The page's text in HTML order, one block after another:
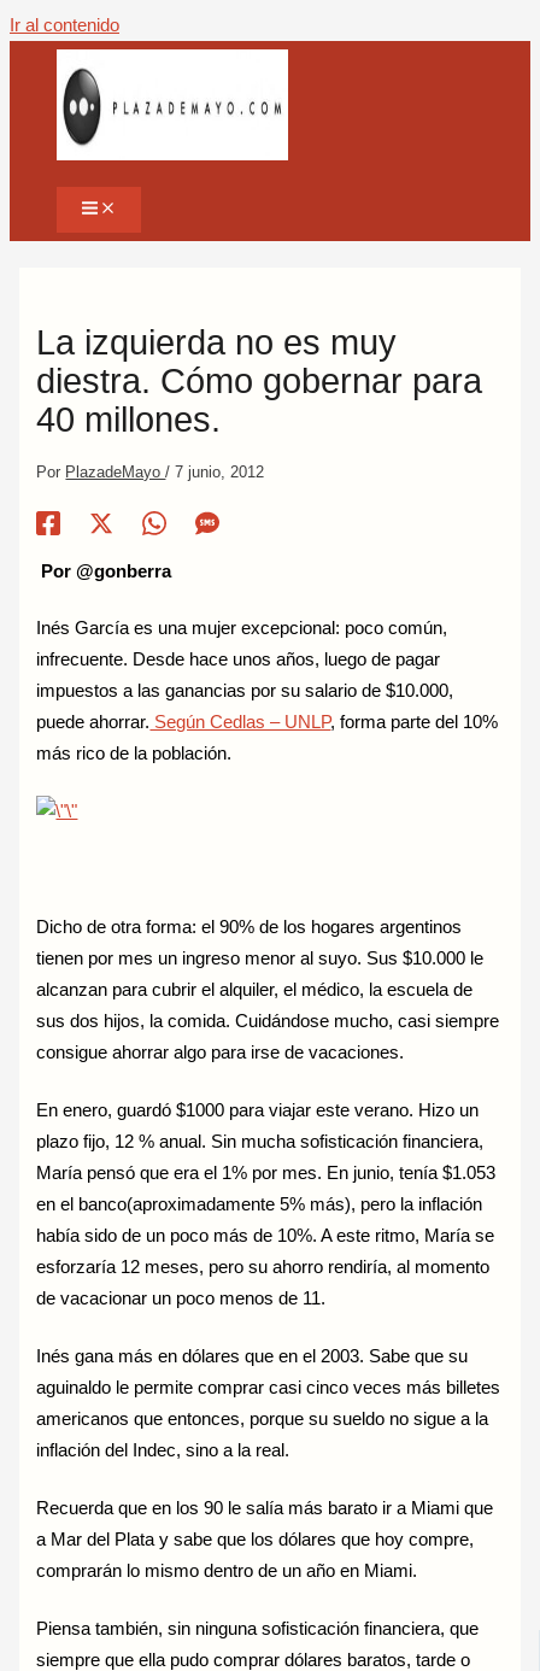
Ir al contenido
La izquierda no es muy
diestra. Cómo gobernar para
40 millones.
Por PlazadeMayo/7 junio, 2012
Por @gonberra
Inés García es una mujer excepcional: poco común,
infrecuente. Desde hace unos años, luego de pagar
impuestos a las ganancias por su salario de $10.000,
puede ahorrar. Según Cedlas – UNLP, forma parte del 10%
más rico de la población.
Dicho de otra forma: el 90% de los hogares argentinos
tienen por mes un ingreso menor al suyo. Sus $10.000 le
alcanzan para cubrir el alquiler, el médico, la escuela de
sus dos hijos, la comida. Cuidándose mucho, casi siempre
consigue ahorrar algo para irse de vacaciones.
En enero, guardó $1000 para viajar este verano. Hizo un
plazo fijo, 12 % anual. Sin mucha sofisticación financiera,
María pensó que era el 1% por mes. En junio, tenía $1.053
en el banco(aproximadamente 5% más), pero la inflación
había sido de un poco más de 10%. A este ritmo, María se
esforzaría 12 meses, pero su ahorro rendiría, al momento
de vacacionar un poco menos de 11.
Inés gana más en dólares que en el 2003. Sabe que su
aguinaldo le permite comprar casi cinco veces más billetes
americanos que entonces, porque su sueldo no sigue a la
inflación del Indec, sino a la real.
Recuerda que en los 90 le salía más barato ir a Miami que
a Mar del Plata y sabe que los dólares que hoy compre,
comprarán lo mismo dentro de un año en Miami.
Piensa también, sin ninguna sofisticación financiera, que
siempre que ella pudo comprar dólares baratos, tarde o